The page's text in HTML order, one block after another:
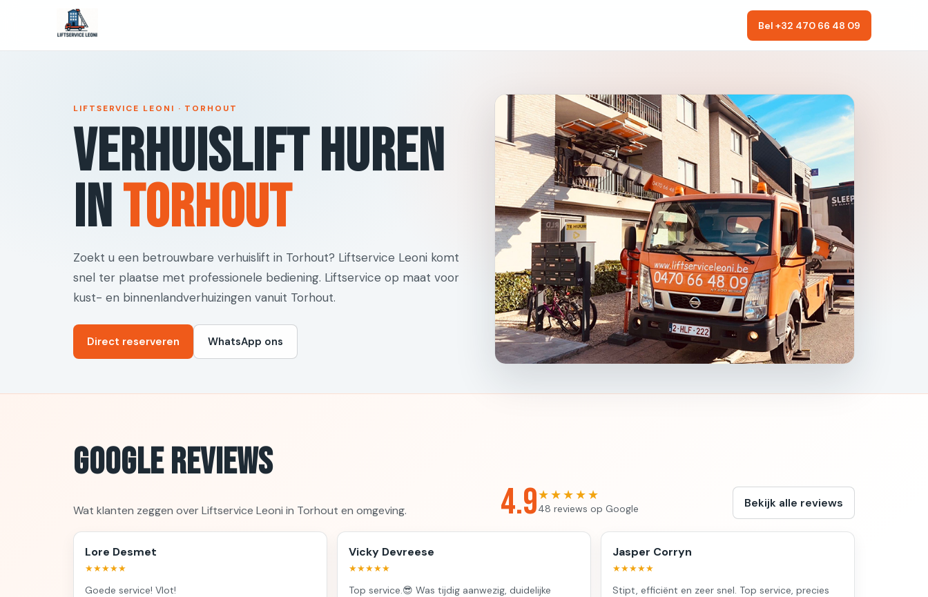
Bel +32 470 66 48 09
LIFTSERVICE LEONI · TORHOUT
Verhuislift huren
inTorhout
Zoekt u een betrouwbare verhuislift in Torhout? Liftservice Leoni komt
snel ter plaatse met professionele bediening. Liftservice op maat voor
kust- en binnenlandverhuizingen vanuit Torhout.
Direct reserveren WhatsApp ons
Google Reviews
Wat klanten zeggen over Liftservice Leoni in Torhout en omgeving. 4.9★★★★★
48 reviews op Google Bekijk alle reviews
Lore Desmet
★★★★★
Goede service! Vlot!
Vicky Devreese
★★★★★
Top service.😎 Was tijdig aanwezig, duidelijke
Jasper Corryn
★★★★★
Stipt, efficiënt en zeer snel. Top service, precies